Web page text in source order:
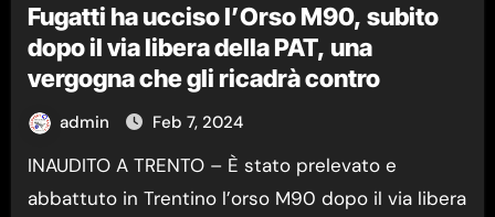
Fugatti ha ucciso l’Orso M90, subito
dopo il via libera della PAT, una
vergogna che gli ricadrà contro
admin Feb 7, 2024
INAUDITO A TRENTO – È stato prelevato e
abbattuto in Trentino l’orso M90 dopo il via libera